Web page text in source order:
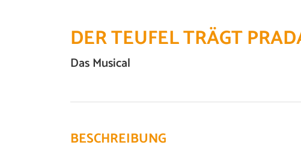
DER TEUFEL TRÄGT
Das Musical
BESCHREIBUNG